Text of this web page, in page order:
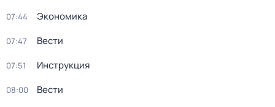
07:44 Экономика
07:47 Вести
07:51 Инструкция
08:00 Вести